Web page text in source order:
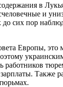
в
и
сих пор
Европы, это
работников
Также